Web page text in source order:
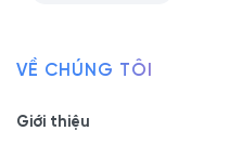
VỀ CHÚNG TÔI
Giới thiệu